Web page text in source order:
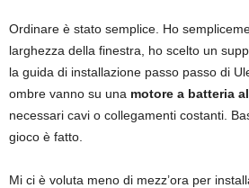
Ordinare è stato semplice. Ho
larghezza della finestra, ho scelto un
la guida di installazione passo passo di
ombre vanno su una motore a batteria
necessari cavi o collegamenti costanti.
gioco è fatto.
Mi ci è voluta meno di mezz’ora per